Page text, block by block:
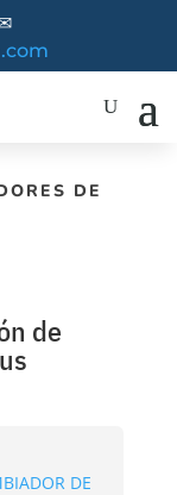
DE
de